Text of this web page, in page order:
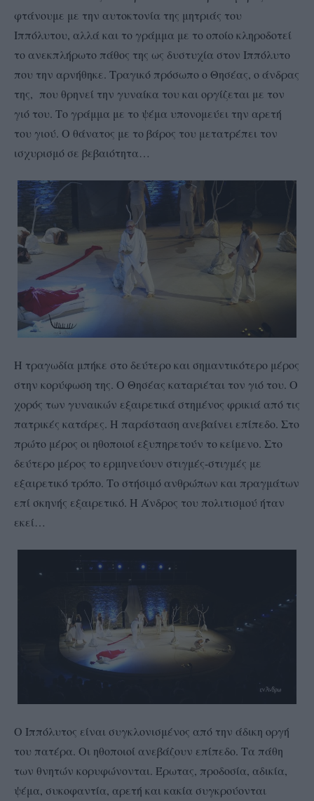
φτάνουμε με την αυτοκτονία της μητριάς του
Ιππόλυτου, αλλά και το γράμμα με το οποίο κληροδοτεί
το ανεκπλήρωτο πάθος της ως δυστυχία στον Ιππόλυτο
που την αρνήθηκε. Τραγικό πρόσωπο ο Θησέας, ο άνδρας
της, που θρηνεί την γυναίκα του και οργίζεται με τον
γιό του. Το γράμμα με το ψέμα υπονομεύει την αρετή
του γιού. Ο θάνατος με το βάρος του μετατρέπει τον
ισχυρισμό σε βεβαιότητα…
Η τραγωδία μπήκε στο δεύτερο και σημαντικότερο μέρος
στην κορύφωση της. Ο Θησέας καταριέται τον γιό του. Ο
χορός των γυναικών εξαιρετικά στημένος φρικιά από τις
πατρικές κατάρες. Η παράσταση ανεβαίνει επίπεδο. Στο
πρώτο μέρος οι ηθοποιοί εξυπηρετούν το κείμενο. Στο
δεύτερο μέρος το ερμηνεύουν στιγμές-στιγμές με
εξαιρετικό τρόπο. Το στήσιμό ανθρώπων και πραγμάτων
επί σκηνής εξαιρετικό. Η Άνδρος του πολιτισμού ήταν
εκεί…
Ο Ιππόλυτος είναι συγκλονισμένος από την άδικη οργή
του πατέρα. Οι ηθοποιοί ανεβάζουν επίπεδο. Τα πάθη
των θνητών κορυφώνονται. Έρωτας, προδοσία, αδικία,
ψέμα, συκοφαντία, αρετή και κακία συγκρούονται